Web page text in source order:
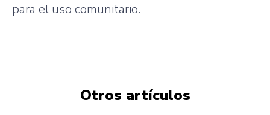
para el uso comunitario.
Otros artículos